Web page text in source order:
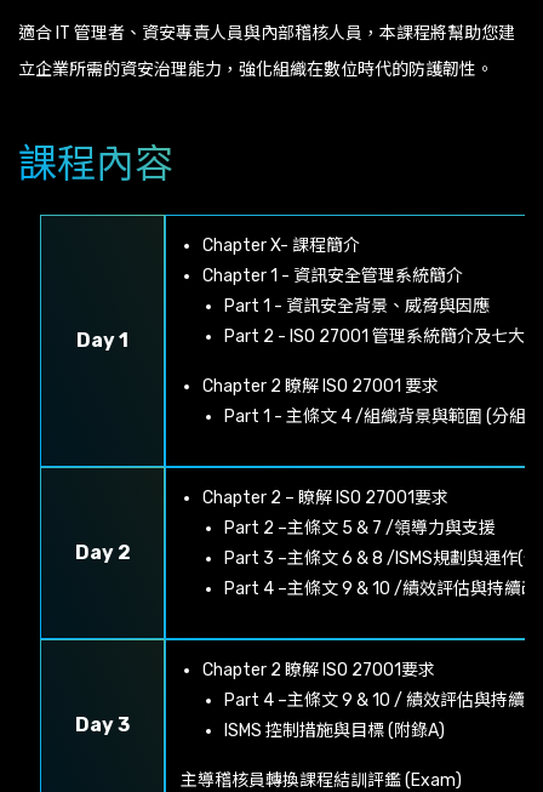
適合 IT 管理者、資安專責人員與內部稽核人員，本課程將幫助您建
立企業所需的資安治理能力，強化組織在數位時代的防護韌性。
課程內容
Day 1
Chapter X- 課程簡介
Chapter 1 - 資訊安全管理系統簡介
Part 1 - 資訊安全背景、威脅與因應
Part 2 - ISO 27001 管理系統簡介及七大
Chapter 2 瞭解 ISO 27001 要求
Part 1 - 主條文 4 /組織背景與範圍 (分組
Day 2
Chapter 2 – 瞭解 ISO 27001要求
Part 2 –主條文 5 & 7 /領導力與支援
Part 3 –主條文 6 & 8 /ISMS規劃與運作(
Part 4 –主條文 9 & 10 /績效評估與持續改
Day 3
Chapter 2 瞭解 ISO 27001要求
Part 4 –主條文 9 & 10 / 績效評估與持續
ISMS 控制措施與目標 (附錄A)
主導稽核員轉換課程結訓評鑑 (Exam)